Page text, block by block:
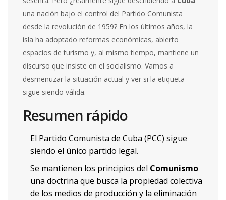
una nación bajo el control del Partido Comunista
desde la revolución de 1959? En los últimos años, la
isla ha adoptado reformas económicas, abierto
espacios de turismo y, al mismo tiempo, mantiene un
discurso que insiste en el socialismo. Vamos a
desmenuzar la situación actual y ver si la etiqueta
sigue siendo válida.
Resumen rápido
El Partido Comunista de Cuba (PCC) sigue
siendo el único partido legal.
Se mantienen los principios del Comunismo
una doctrina que busca la propiedad colectiva
de los medios de producción y la eliminación